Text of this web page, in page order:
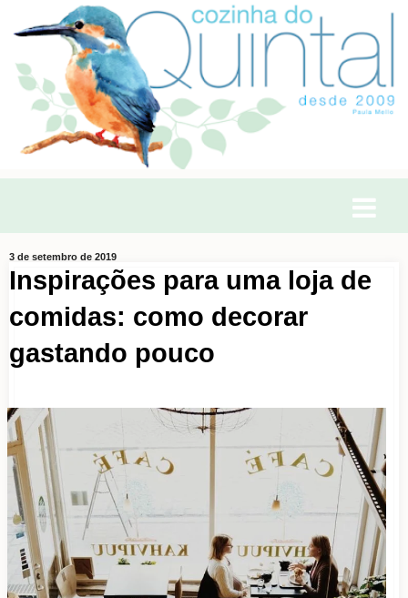
3 de setembro de 2019
Inspirações para uma loja de
comidas: como decorar
gastando pouco